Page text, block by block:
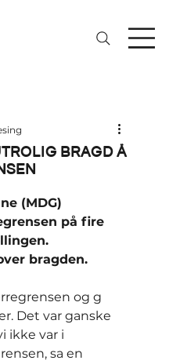
bragd å
(MDG)
på fire
bragden.
og g
Det var ganske
ikke var i
sa en